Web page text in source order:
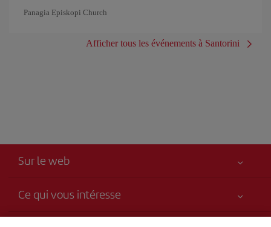
Panagia Episkopi Church
Afficher tous les événements à Santorini
Sur le web
Ce qui vous intéresse
Votre sécurité est notre priorité